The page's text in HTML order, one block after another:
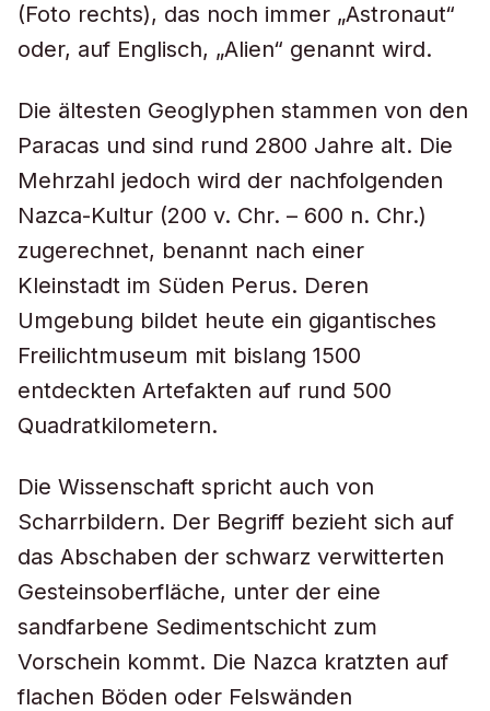
(Foto rechts), das noch immer „Astronaut“
oder, auf Englisch, „Alien“ genannt wird.
Die ältesten Geoglyphen stammen von den
Paracas und sind rund 2800 Jahre alt. Die
Mehrzahl jedoch wird der nachfolgenden
Nazca-Kultur (200 v. Chr. – 600 n. Chr.)
zugerechnet, benannt nach einer
Kleinstadt im Süden Perus. Deren
Umgebung bildet heute ein gigantisches
Freilichtmuseum mit bislang 1500
entdeckten Artefakten auf rund 500
Quadratkilometern.
Die Wissenschaft spricht auch von
Scharrbildern. Der Begriff bezieht sich auf
das Abschaben der schwarz verwitterten
Gesteinsoberfläche, unter der eine
sandfarbene Sedimentschicht zum
Vorschein kommt. Die Nazca kratzten auf
flachen Böden oder Felswänden